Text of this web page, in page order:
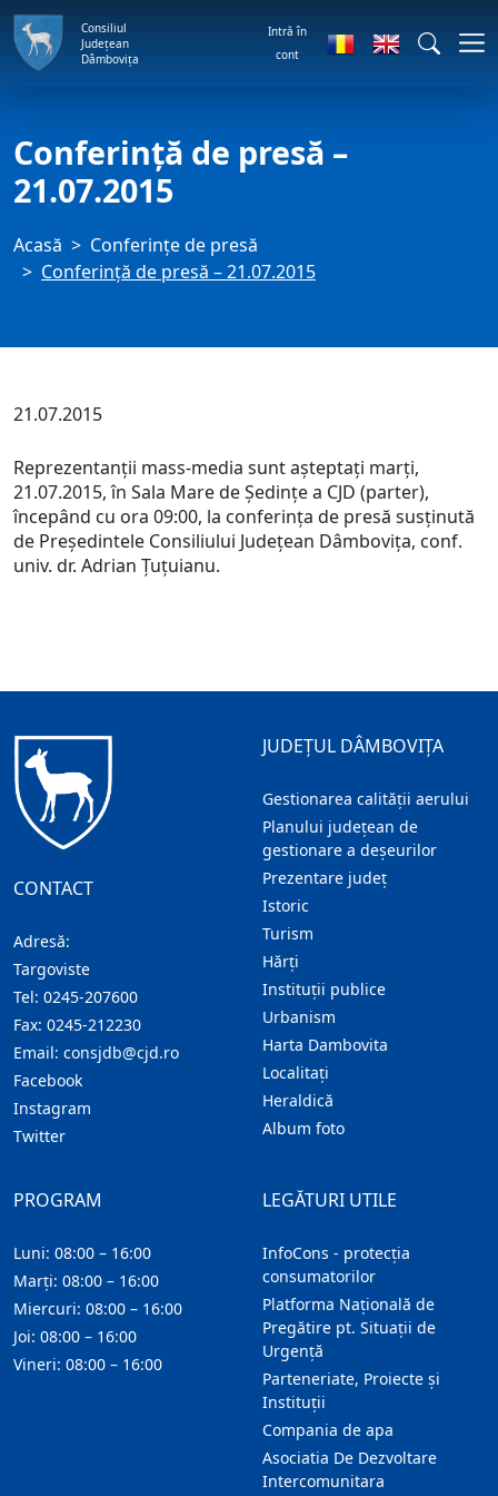
Consiliul
Județean
Dâmbovița
Intră în
cont
Conferință de presă –
21.07.2015
Acasă
Conferințe de presă
Conferință de presă – 21.07.2015
21.07.2015
Reprezentanții mass-media sunt așteptați marți,
21.07.2015, în Sala Mare de Ședințe a CJD (parter),
începând cu ora 09:00, la conferința de presă susținută
de Președintele Consiliului Județean Dâmbovița, conf.
univ. dr. Adrian Țuțuianu.
CONTACT
Adresă:
Targoviste
Tel: 0245-207600
Fax: 0245-212230
Email: consjdb@cjd.ro
Facebook
Instagram
Twitter
JUDEȚUL DÂMBOVIȚA
Gestionarea calității aerului
Planului județean de
gestionare a deșeurilor
Prezentare judeţ
Istoric
Turism
Hărţi
Instituţii publice
Urbanism
Harta Dambovita
Localitaţi
Heraldică
Album foto
LEGĂTURI UTILE
InfoCons - protecția
consumatorilor
Platforma Națională de
Pregătire pt. Situații de
Urgență
Parteneriate, Proiecte și
Instituții
Compania de apa
Asociatia De Dezvoltare
Intercomunitara
PROGRAM
Luni: 08:00 – 16:00
Marți: 08:00 – 16:00
Miercuri: 08:00 – 16:00
Joi: 08:00 – 16:00
Vineri: 08:00 – 16:00